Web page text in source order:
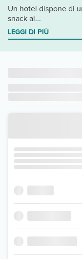
Un hotel dispone di
snack al...
LEGGI DI PIÙ